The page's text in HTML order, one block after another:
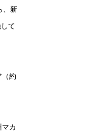
、新
て
約
カ